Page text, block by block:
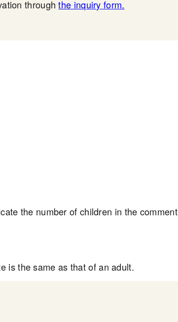
throughthe inquiry form.
the number of children in the comment
is the same as that of an adult.